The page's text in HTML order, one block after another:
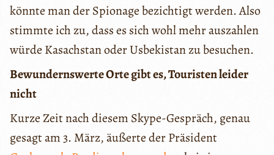
könnte man der Spionage bezichtigt werden. Also
stimmte ich zu, dass es sich wohl mehr auszahlen
würde Kasachstan oder Usbekistan zu besuchen.
Bewundernswerte Orte gibt es, Touristen leider
nicht
Kurze Zeit nach diesem Skype-Gespräch, genau
gesagt am 3. März, äußerte der Präsident